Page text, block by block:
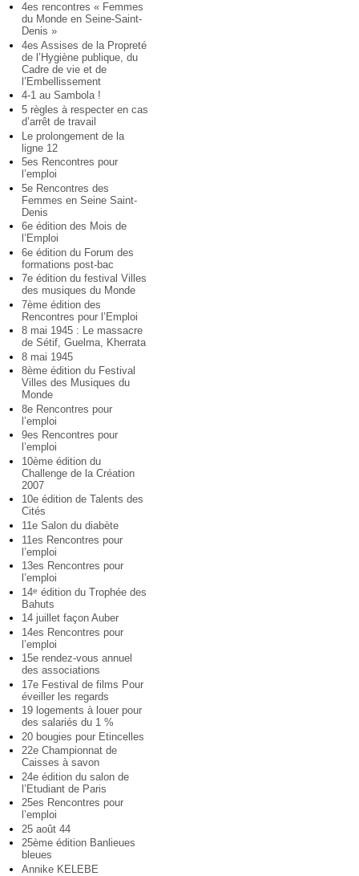
4es rencontres « Femmes
du Monde en Seine-Saint-
Denis »
4es Assises de la Propreté
de l’Hygiène publique, du
Cadre de vie et de
l’Embellissement
4-1 au Sambola !
5 règles à respecter en cas
d’arrêt de travail
Le prolongement de la
ligne 12
5es Rencontres pour
l’emploi
5e Rencontres des
Femmes en Seine Saint-
Denis
6e édition des Mois de
l’Emploi
6e édition du Forum des
formations post-bac
7e édition du festival Villes
des musiques du Monde
7ème édition des
Rencontres pour l’Emploi
8 mai 1945 : Le massacre
de Sétif, Guelma, Kherrata
8 mai 1945
8ème édition du Festival
Villes des Musiques du
Monde
8e Rencontres pour
l’emploi
9es Rencontres pour
l’emploi
10ème édition du
Challenge de la Création
2007
10e édition de Talents des
Cités
11e Salon du diabète
11es Rencontres pour
l’emploi
13es Rencontres pour
l’emploi
14e édition du Trophée des
Bahuts
14 juillet façon Auber
14es Rencontres pour
l’emploi
15e rendez-vous annuel
des associations
17e Festival de films Pour
éveiller les regards
19 logements à louer pour
des salariés du 1 %
20 bougies pour Etincelles
22e Championnat de
Caisses à savon
24e édition du salon de
l’Etudiant de Paris
25es Rencontres pour
l’emploi
25 août 44
25ème édition Banlieues
bleues
Annike KELEBE